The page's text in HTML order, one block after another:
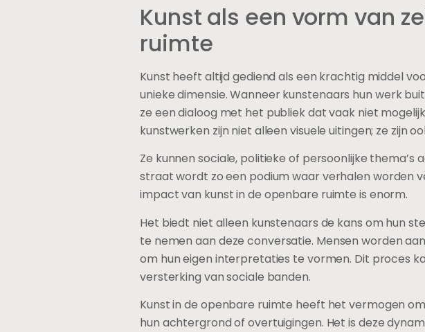
Kunst als een vorm van
ruimte
Kunst heeft altijd gediend als een krachtig middel
unieke dimensie. Wanneer kunstenaars hun werk
ze een dialoog met het publiek dat vaak niet
kunstwerken zijn niet alleen visuele uitingen; ze zijn
Ze kunnen sociale, politieke of persoonlijke
straat wordt zo een podium waar verhalen worden
impact van kunst in de openbare ruimte is enorm.
Het biedt niet alleen kunstenaars de kans om hun
te nemen aan deze conversatie. Mensen worden
om hun eigen interpretaties te vormen. Dit proces
versterking van sociale banden.
Kunst in de openbare ruimte heeft het vermogen
hun achtergrond of overtuigingen. Het is deze